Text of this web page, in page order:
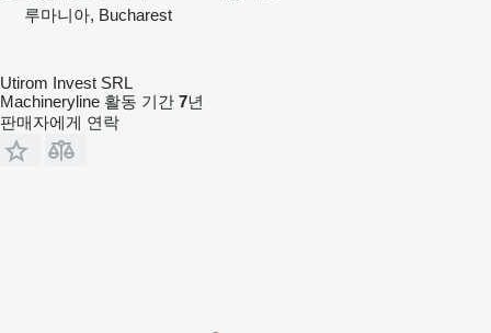
루마니아, Bucharest
Utirom Invest SRL
Machineryline 활동 기간 7년
판매자에게 연락